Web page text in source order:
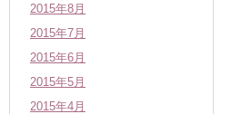
2015年8月
2015年7月
2015年6月
2015年5月
2015年4月